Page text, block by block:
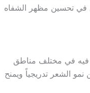
في تحسين مظهر الشفاه
فيه في مختلف مناطق
الشعر تدريجياً ويمنح